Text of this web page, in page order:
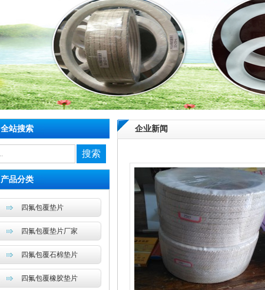
企业新闻
全站搜索
搜索
产品分类
四氟包覆垫片
四氟包覆垫片厂家
四氟包覆石棉垫片
四氟包覆橡胶垫片